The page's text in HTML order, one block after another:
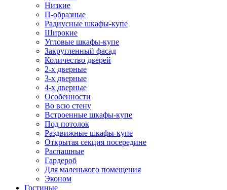
Низкие
П-образные
Радиусные шкафы-купе
Широкие
Угловые шкафы-купе
Закругленный фасад
Количество дверей
2-х дверные
3-х дверные
4-х дверные
Особенности
Во всю стену
Встроенные шкафы-купе
Под потолок
Раздвижные шкафы-купе
Открытая секция посередине
Распашные
Гардероб
Для маленького помещения
Эконом
Гостиные